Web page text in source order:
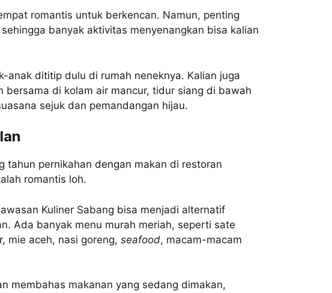
romantis untuk berkencan. Namun, penting
banyak aktivitas menyenangkan bisa kalian
anak dititip dulu di rumah neneknya. Kalian juga
di kolam air mancur, tidur siang di bawah
sejuk dan pemandangan hijau.
tahun pernikahan dengan makan di restoran
romantis loh.
Kuliner Sabang bisa menjadi alternatif
Ada banyak menu murah meriah, seperti sate
mie aceh, nasi goreng, seafood, macam-macam
membahas makanan yang sedang dimakan,